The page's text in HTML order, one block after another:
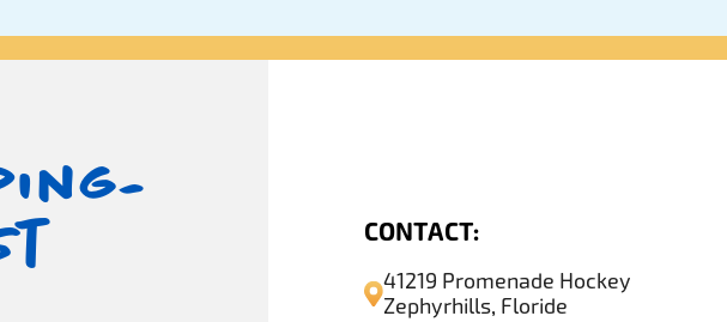
CONTACT:
41219 Promenade Hockey
Zephyrhills, Floride